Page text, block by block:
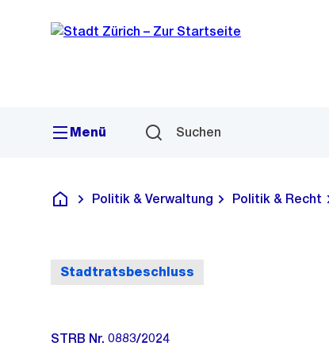
Navigation
Sprunglink
Menü Suchen
Deutsch
Politik & Verwaltung Politik & Recht
Stadtratsbeschluss
STRB Nr. 0883/2024